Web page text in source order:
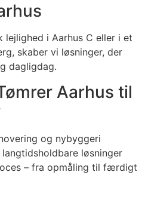
lejlighed i Aarhus C eller i et
skaber vi løsninger, der
dagligdag.
Aarhus til
og nybyggeri
løsninger
– fra opmåling til færdigt